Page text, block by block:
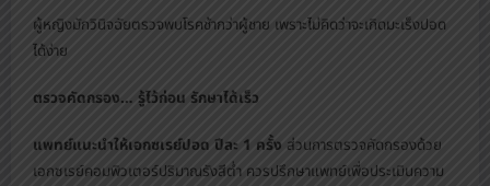
ผู้หญิงมักวินิจฉัยตรวจพบโรคช้ากว่าผู้ชาย เพราะไม่คิดว่าจะเกิดมะเร็งปอด
ได้ง่าย
ตรวจคัดกรอง… รู้ไว้ก่อน รักษาได้เร็ว
แพทย์แนะนำให้เอกซเรย์ปอด ปีละ 1 ครั้ง ส่วนการตรวจคัดกรองด้วย
เอกซเรย์คอมพิวเตอร์ปริมาณรังสีต่ำ ควรปรึกษาแพทย์เพื่อประเมินความ